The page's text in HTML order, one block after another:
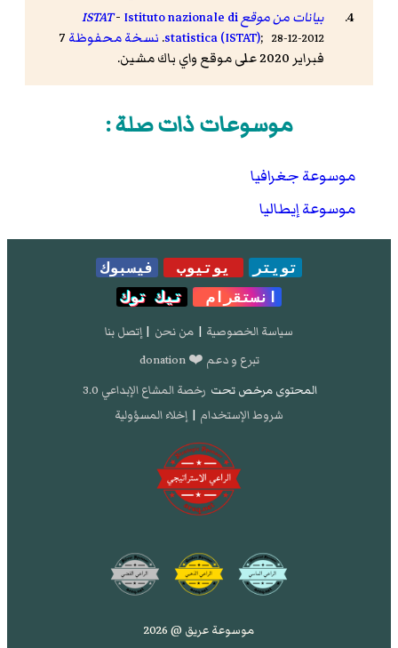
بيانات من موقع ISTAT
- Istituto nazionale di
statistica (ISTAT); 28-12-2012
. نسخة محفوظة 7
فبراير 2020 على موقع واي باك مشين.
موسوعات ذات صلة :
موسوعة جغرافيا
موسوعة إيطاليا
تويتر يوتيوب
فيسبوك
انستقرام
تيك توك
سياسة الخصوصية | من نحن | إتصل بنا
تبرع و دعم ❤️ donation
المحتوى مرخص تحت رخصة المشاع الإبداعي 3.0
شروط الإستخدام | إخلاء المسؤولية
موسوعة عريق @ 2026